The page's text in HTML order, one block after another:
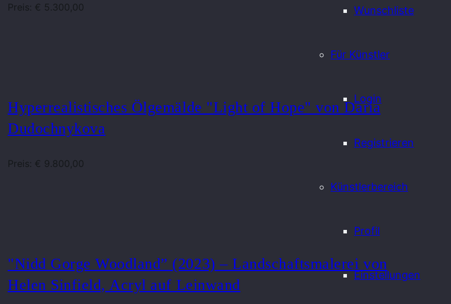
Wunschliste
Für Künstler
Login
Registrieren
Künstlerbereich
Profil
Einstellungen
Preis: € 5.300,00
Hyperrealistisches Ölgemälde "Light of Hope" von Daria
Dudochnykova
Preis: € 9.800,00
"Nidd Gorge Woodland” (2023) – Landschaftsmalerei von
Helen Sinfield, Acryl auf Leinwand